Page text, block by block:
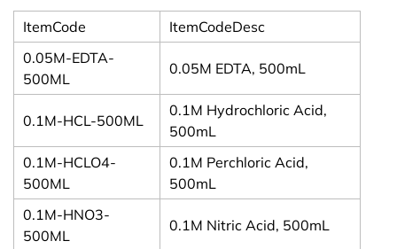
ItemCode
ItemCodeDesc
0.05M-EDTA-
500ML
0.05M EDTA, 500mL
0.1M-HCL-500ML
0.1M Hydrochloric Acid,
500mL
0.1M-HCLO4-
500ML
0.1M Perchloric Acid,
500mL
0.1M-HNO3-
500ML
0.1M Nitric Acid, 500mL